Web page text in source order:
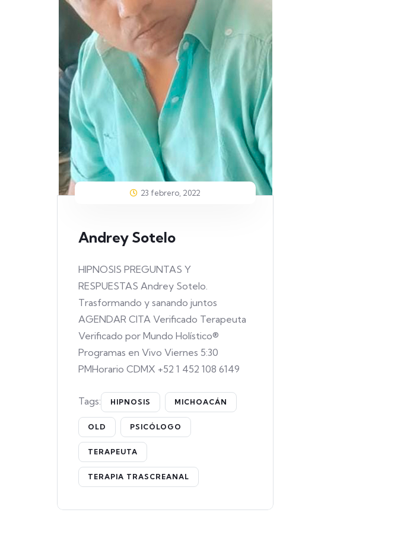
23 febrero, 2022
Andrey Sotelo
HIPNOSIS PREGUNTAS Y
RESPUESTAS Andrey Sotelo.
Trasformando y sanando juntos
AGENDAR CITA Verificado Terapeuta
Verificado por Mundo Holístico®
Programas en Vivo Viernes 5:30
PMHorario CDMX +52 1 452 108 6149
Tags: HIPNOSIS MICHOACÁN
OLD PSICÓLOGO
TERAPEUTA
TERAPIA TRASCREANAL